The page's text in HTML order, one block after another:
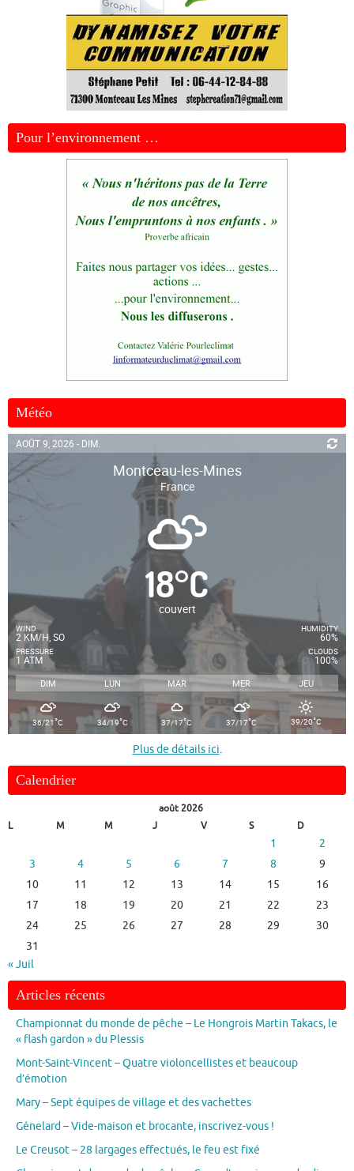
Pour l’environnement …
Météo
AOÛT 9, 2026 - DIM.
Montceau-les-Mines
France
18°C
couvert
WIND
2 KM/H, SO
PRESSURE
1 ATM
HUMIDITY
60%
CLOUDS
100%
DIM LUN MAR MER JEU
36/21°C 34/19°C 37/17°C 37/17°C 39/20°C
Plus de détails ici.
Calendrier
août 2026
L
M M J V S D
1
2
3
4 5 6 7 8
9
10
11 12 13 14 15
16
17
18 19 20 21 22
23
24
25 26 27 28 29
30
31
« Juil
Articles récents
Championnat du monde de pêche – Le Hongrois Martin Takacs, le
« flash gardon » du Plessis
Mont-Saint-Vincent – Quatre violoncellistes et beaucoup
d’émotion
Mary – Sept équipes de village et des vachettes
Génelard – Vide-maison et brocante, inscrivez-vous !
Le Creusot – 28 largages effectués, le feu est fixé